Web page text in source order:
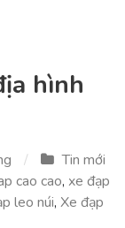
hình
Tin mới
cao cao, xe đạp
leo núi, Xe đạp